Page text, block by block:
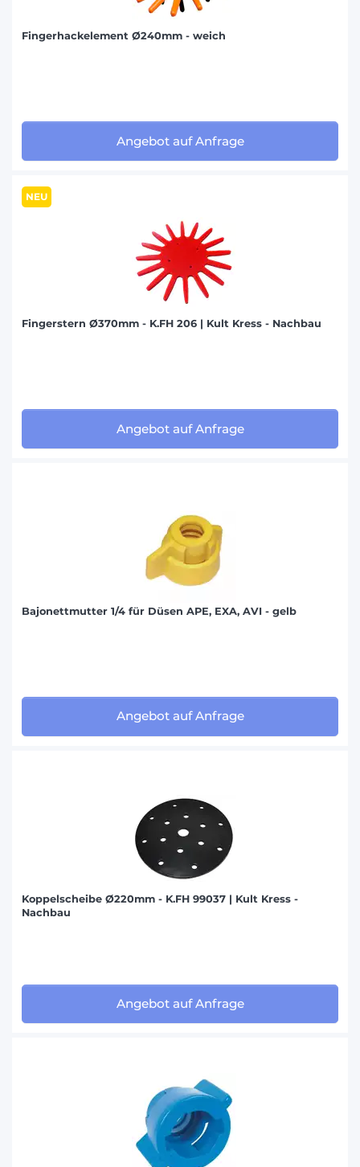
Fingerhackelement Ø240mm - weich
Angebot auf Anfrage
NEU
Fingerstern Ø370mm - K.FH 206 | Kult Kress - Nachbau
Angebot auf Anfrage
Bajonettmutter 1/4 für Düsen APE, EXA, AVI - gelb
Angebot auf Anfrage
Koppelscheibe Ø220mm - K.FH 99037 | Kult Kress -
Nachbau
Angebot auf Anfrage